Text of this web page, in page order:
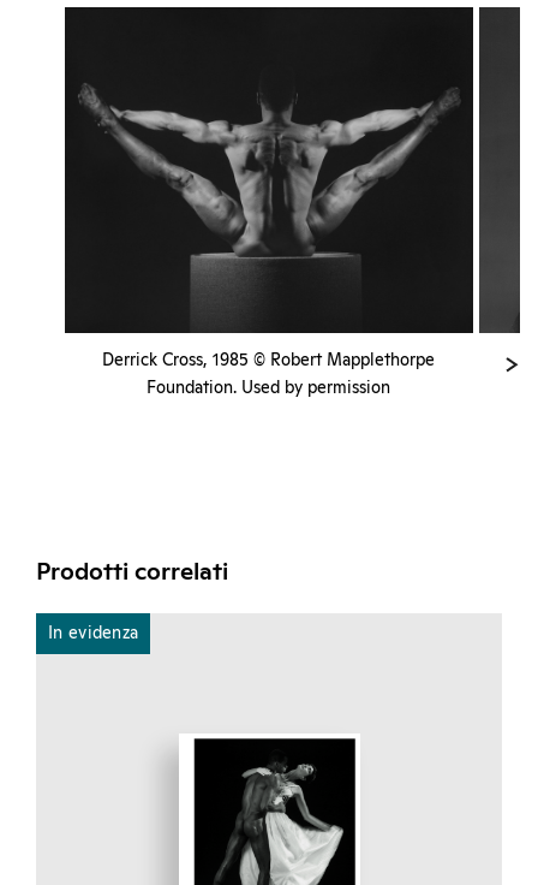
Derrick Cross, 1985 © Robert Mapplethorpe
Foundation. Used by permission
Prodotti correlati
In evidenza